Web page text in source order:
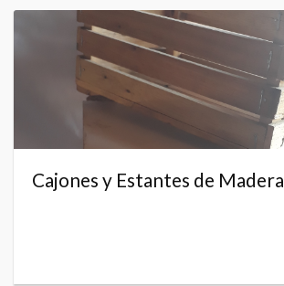
Cajones y Estantes de Madera